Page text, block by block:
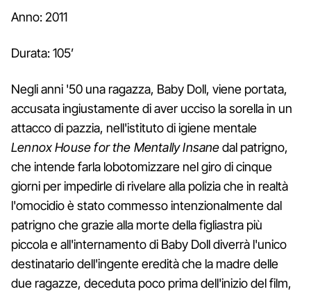
Anno: 2011
Durata: 105’
Negli anni '50 una ragazza, Baby Doll, viene portata,
accusata ingiustamente di aver ucciso la sorella in un
attacco di pazzia, nell'istituto di igiene mentale
Lennox House for the Mentally Insanedal patrigno,
che intende farla lobotomizzare nel giro di cinque
giorni per impedirle di rivelare alla polizia che in realtà
l'omocidio è stato commesso intenzionalmente dal
patrigno che grazie alla morte della figliastra più
piccola e all'internamento di Baby Doll diverrà l'unico
destinatario dell'ingente eredità che la madre delle
due ragazze, deceduta poco prima dell'inizio del film,